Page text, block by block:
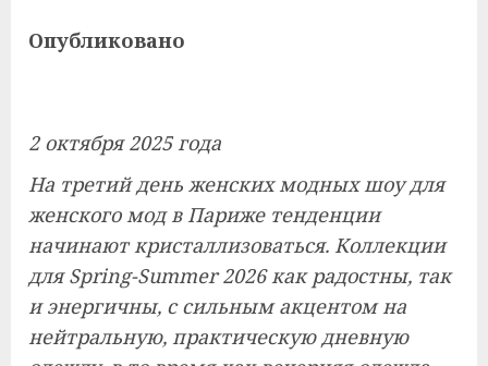
Опубликовано
2 октября 2025 года
На третий день женских модных шоу для
женского мод в Париже тенденции
начинают кристаллизоваться. Коллекции
для Spring-Summer 2026 как радостны, так
и энергичны, с сильным акцентом на
нейтральную, практическую дневную